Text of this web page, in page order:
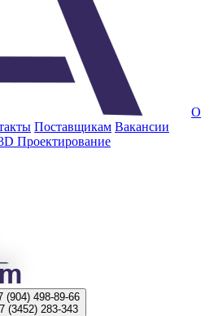
О
Поставщикам Вакансии
Проектирование
(904) 498-89-66
(3452) 283-343